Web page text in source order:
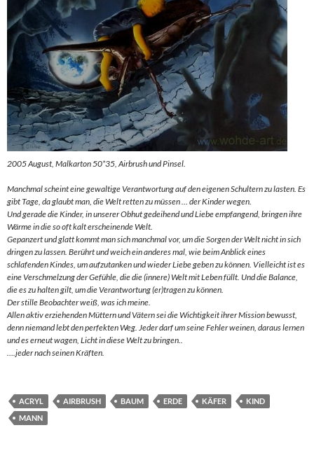
2005 August, Malkarton 50*35, Airbrush und Pinsel.
Manchmal scheint eine gewaltige Verantwortung auf den eigenen Schultern zu lasten. Es
gibt Tage, da glaubt man, die Welt retten zu müssen … der Kinder wegen.
Und gerade die Kinder, in unserer Obhut gedeihend und Liebe empfangend, bringen ihre
Wärme in die so oft kalt erscheinende Welt.
Gepanzert und glatt kommt man sich manchmal vor, um die Sorgen der Welt nicht in sich
dringen zu lassen. Berührt und weich ein anderes mal, wie beim Anblick eines
schlafenden Kindes, um aufzutanken und wieder Liebe geben zu können. Vielleicht ist es
eine Verschmelzung der Gefühle, die die (innere) Welt mit Leben füllt. Und die Balance,
die es zu halten gilt, um die Verantwortung (er)tragen zu können.
Der stille Beobachter weiß, was ich meine.
Allen aktiv erziehenden Müttern und Vätern sei die Wichtigkeit ihrer Mission bewusst,
denn niemand lebt den perfekten Weg. Jeder darf um seine Fehler weinen, daraus lernen
und es erneut wagen, Licht in diese Welt zu bringen..
….jeder nach seinen Kräften.
ACRYL AIRBRUSH BAUM ERDE KÄFER
KIND
MANN